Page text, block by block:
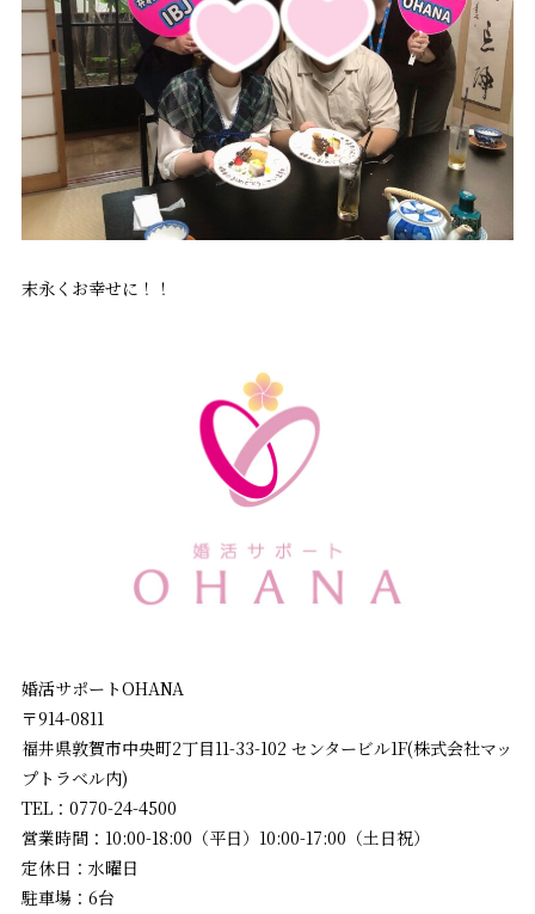
末永くお幸せに！！
婚活サポートOHANA
〒914-0811
福井県敦賀市中央町2丁目11-33-102 センタービル1F(株式会社マッ
プトラベル内)
TEL：0770-24-4500
営業時間：10:00-18:00（平日）10:00-17:00（土日祝）
定休日：水曜日
駐車場：6台